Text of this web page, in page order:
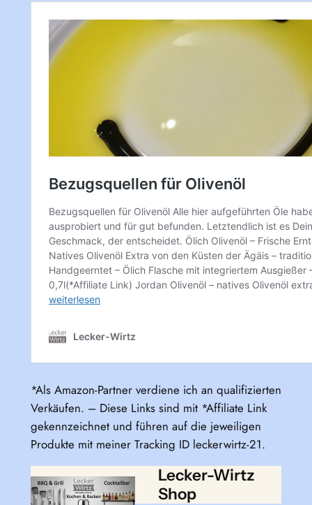
*Als Amazon-Partner verdiene ich an qualifizierten
Verkäufen. – Diese Links sind mit *Affiliate Link
gekennzeichnet und führen auf die jeweiligen
Produkte mit meiner Tracking ID leckerwirtz-21.
Lecker-Wirtz
Shop